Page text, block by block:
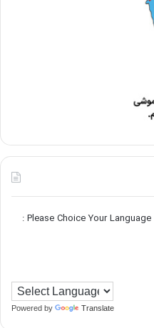
Powered by Translate